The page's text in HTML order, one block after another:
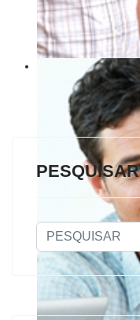
PESQUISAR
PESQUISAR